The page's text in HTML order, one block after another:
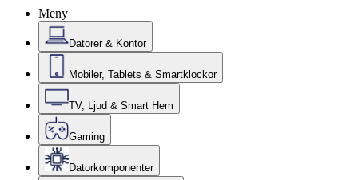
Meny
Datorer & Kontor
Mobiler, Tablets & Smartklockor
TV, Ljud & Smart Hem
Gaming
Datorkomponenter